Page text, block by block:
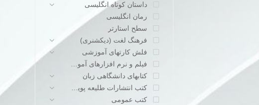
داستان کوتاه انگلیسی
رمان انگلیسی
سطح استارتر
فرهنگ لغت (دیکشنری)
فلش کارتهای آموزشی
فیلم و نرم افزارهای آموزشی
کتابهای دانشگاهی زبان
کتب انتشارات طلیعه پویش
کتب عمومی